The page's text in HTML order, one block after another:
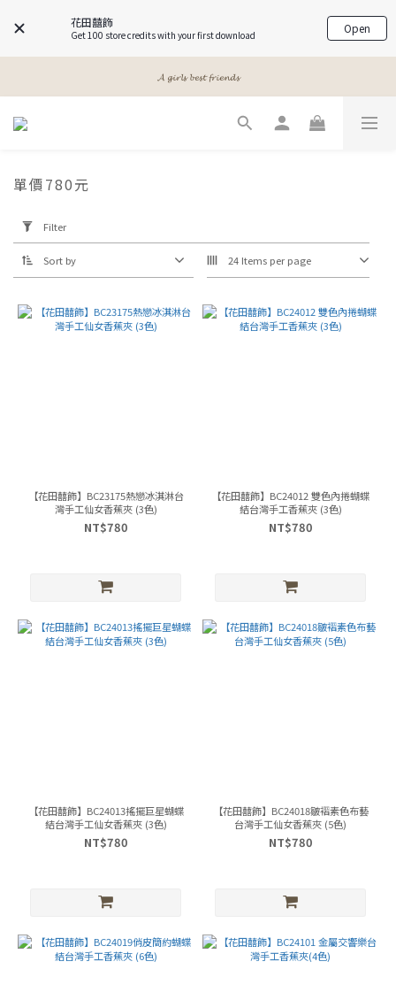
花田囍飾
Get 100 store credits with your first download Open
𝓐 𝓰𝓲𝓻𝓵𝓼 𝓫𝓮𝓼𝓽 𝓯𝓻𝓲𝓮𝓷𝓭𝓼
𝓐 𝓰𝓲𝓻𝓵𝓼 𝓫𝓮𝓼𝓽 𝓯𝓻𝓲𝓮𝓷𝓭𝓼
𝙈𝙚𝙚𝙩 𝙔𝙤𝙪𝙧 𝘽𝙚𝙖𝙪𝙩𝙮
Filter
(0/20)
Price
(NT$)
單價780元
Filter
Sort by 24 Items per page
【花田囍飾】BC23175熱戀冰淇淋台
灣手工仙女香蕉夾 (3色)
NT$780
【花田囍飾】BC24012 雙色內捲蝴蝶
結台灣手工香蕉夾 (3色)
NT$780
【花田囍飾】BC24013搖擺巨星蝴蝶
結台灣手工仙女香蕉夾 (3色)
NT$780
【花田囍飾】BC24018皺褶素色布藝
台灣手工仙女香蕉夾 (5色)
NT$780